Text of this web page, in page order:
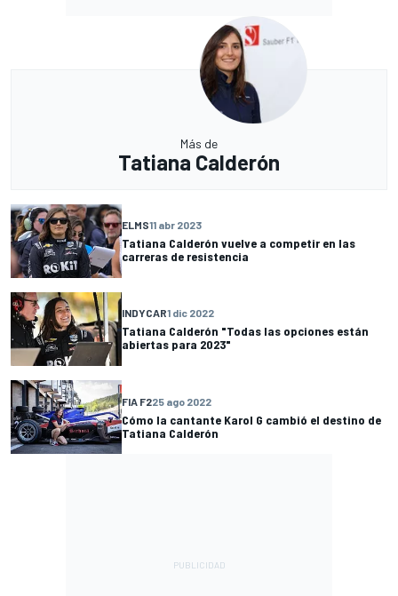
Más de
Tatiana Calderón
ELMS11 abr 2023
Tatiana Calderón vuelve a competir en las
carreras de resistencia
INDYCAR1 dic 2022
Tatiana Calderón "Todas las opciones están
abiertas para 2023"
FIA F225 ago 2022
Cómo la cantante Karol G cambió el destino de
Tatiana Calderón